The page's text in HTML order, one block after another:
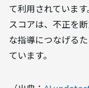
て利用されていま
スコアは、不正を
な指導につなげる
ています。